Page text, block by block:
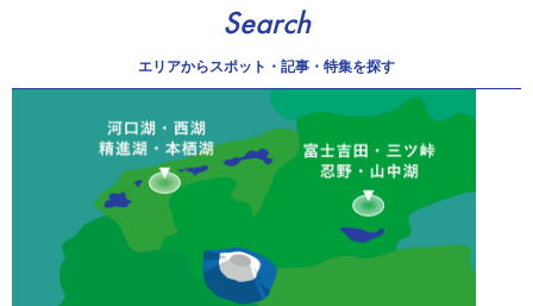
Search
エリアからスポット・記事・特集を探す